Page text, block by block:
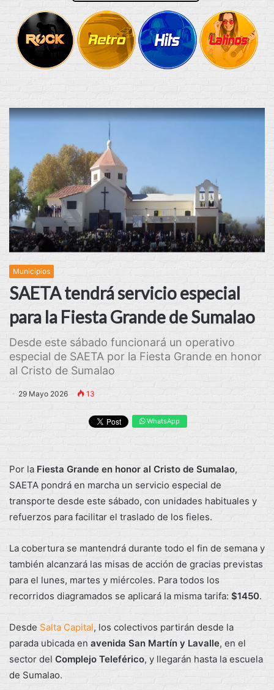
Municipios
SAETA tendrá servicio especial
para la Fiesta Grande de Sumalao
Desde este sábado funcionará un operativo
especial de SAETA por la Fiesta Grande en honor
al Cristo de Sumalao
29 Mayo 2026 13
WhatsApp
Por la Fiesta Grande en honor al Cristo de Sumalao,
SAETA pondrá en marcha un servicio especial de
transporte desde este sábado, con unidades habituales y
refuerzos para facilitar el traslado de los fieles.
La cobertura se mantendrá durante todo el fin de semana y
también alcanzará las misas de acción de gracias previstas
para el lunes, martes y miércoles. Para todos los
recorridos diagramados se aplicará la misma tarifa: $1450.
Desde Salta Capital, los colectivos partirán desde la
parada ubicada en avenida San Martín y Lavalle, en el
sector del Complejo Teleférico, y llegarán hasta la escuela
de Sumalao.